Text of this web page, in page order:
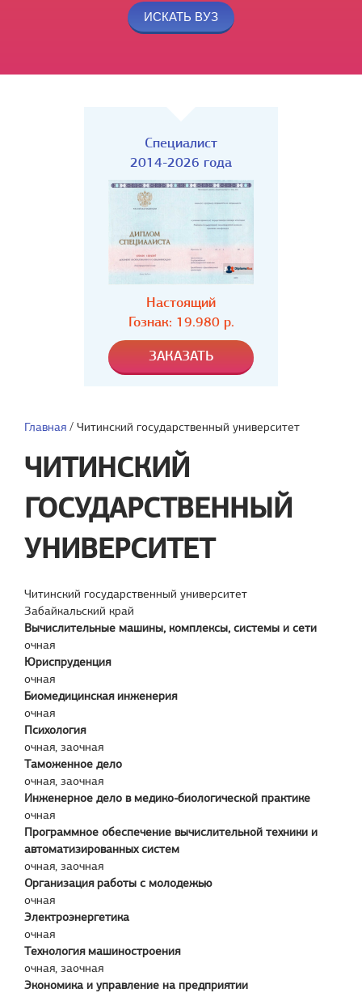
Специалист
2014-2026 года
Настоящий
Гознак: 19.980 р.
Главная / Читинский государственный университет
ЧИТИНСКИЙ
ГОСУДАРСТВЕННЫЙ
УНИВЕРСИТЕТ
Читинский государственный университет
Забайкальский край
Вычислительные машины, комплексы, системы и сети
очная
Юриспруденция
очная
Биомедицинская инженерия
очная
Психология
очная, заочная
Таможенное дело
очная, заочная
Инженерное дело в медико-биологической практике
очная
Программное обеспечение вычислительной техники и
автоматизированных систем
очная, заочная
Организация работы с молодежью
очная
Электроэнергетика
очная
Технология машиностроения
очная, заочная
Экономика и управление на предприятии